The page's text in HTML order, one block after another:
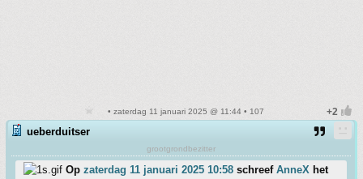
• zaterdag 11 januari 2025 @ 11:44 • 107
ueberduitser
grootgrondbezitter
Op zaterdag 11 januari 2025 10:58 schreef AnneX het